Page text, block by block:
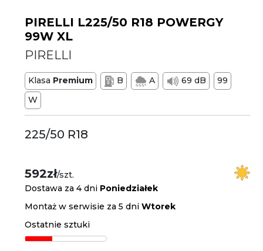
PIRELLI L225/50 R18 POWERGY
99W XL
PIRELLI
Klasa Premium B A 69 dB
99
W
225/50 R18
592zł/szt.
Dostawa za 4 dni Poniedziałek
Montaż w serwisie za 5 dniWtorek
Ostatnie sztuki